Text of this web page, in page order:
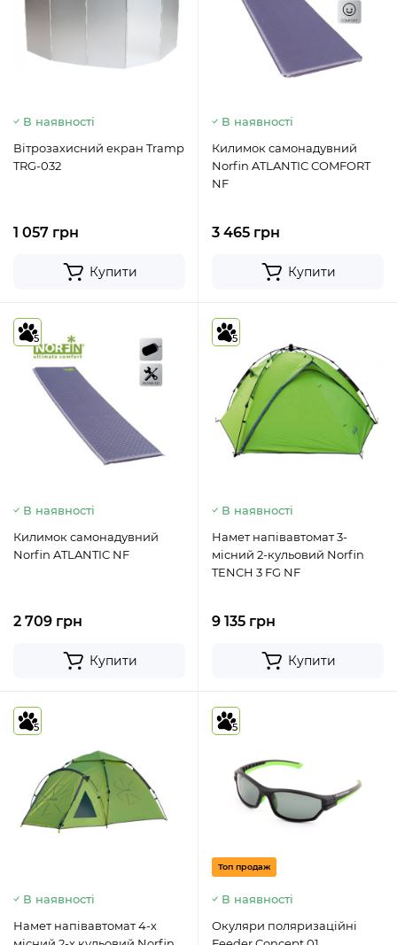
В наявності
Вітрозахисний екран Tramp
TRG-032
1 057 грн
Купити
В наявності
Килимок самонадувний
Norfin ATLANTIC COMFORT
NF
3 465 грн
Купити
5
В наявності
Килимок самонадувний
Norfin ATLANTIC NF
2 709 грн
Купити
5
В наявності
Намет напівавтомат 3-
місний 2-кульовий Norfin
TENCH 3 FG NF
9 135 грн
Купити
5
В наявності
Намет напівавтомат 4-х
5
Топ продаж
В наявності
Окуляри поляризаційні